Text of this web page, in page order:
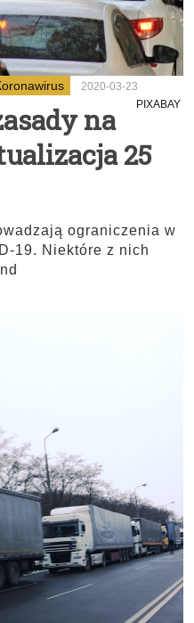
2020-03-23
PIXABAY
na
25
ograniczenia w
19. Niektóre z nich